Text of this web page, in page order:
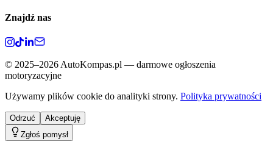
Znajdź nas
© 2025–2026 AutoKompas.pl — darmowe ogłoszenia
motoryzacyjne
Używamy plików cookie do analityki strony. Polityka prywatności
Odrzuć
Akceptuję
Zgłoś pomysł